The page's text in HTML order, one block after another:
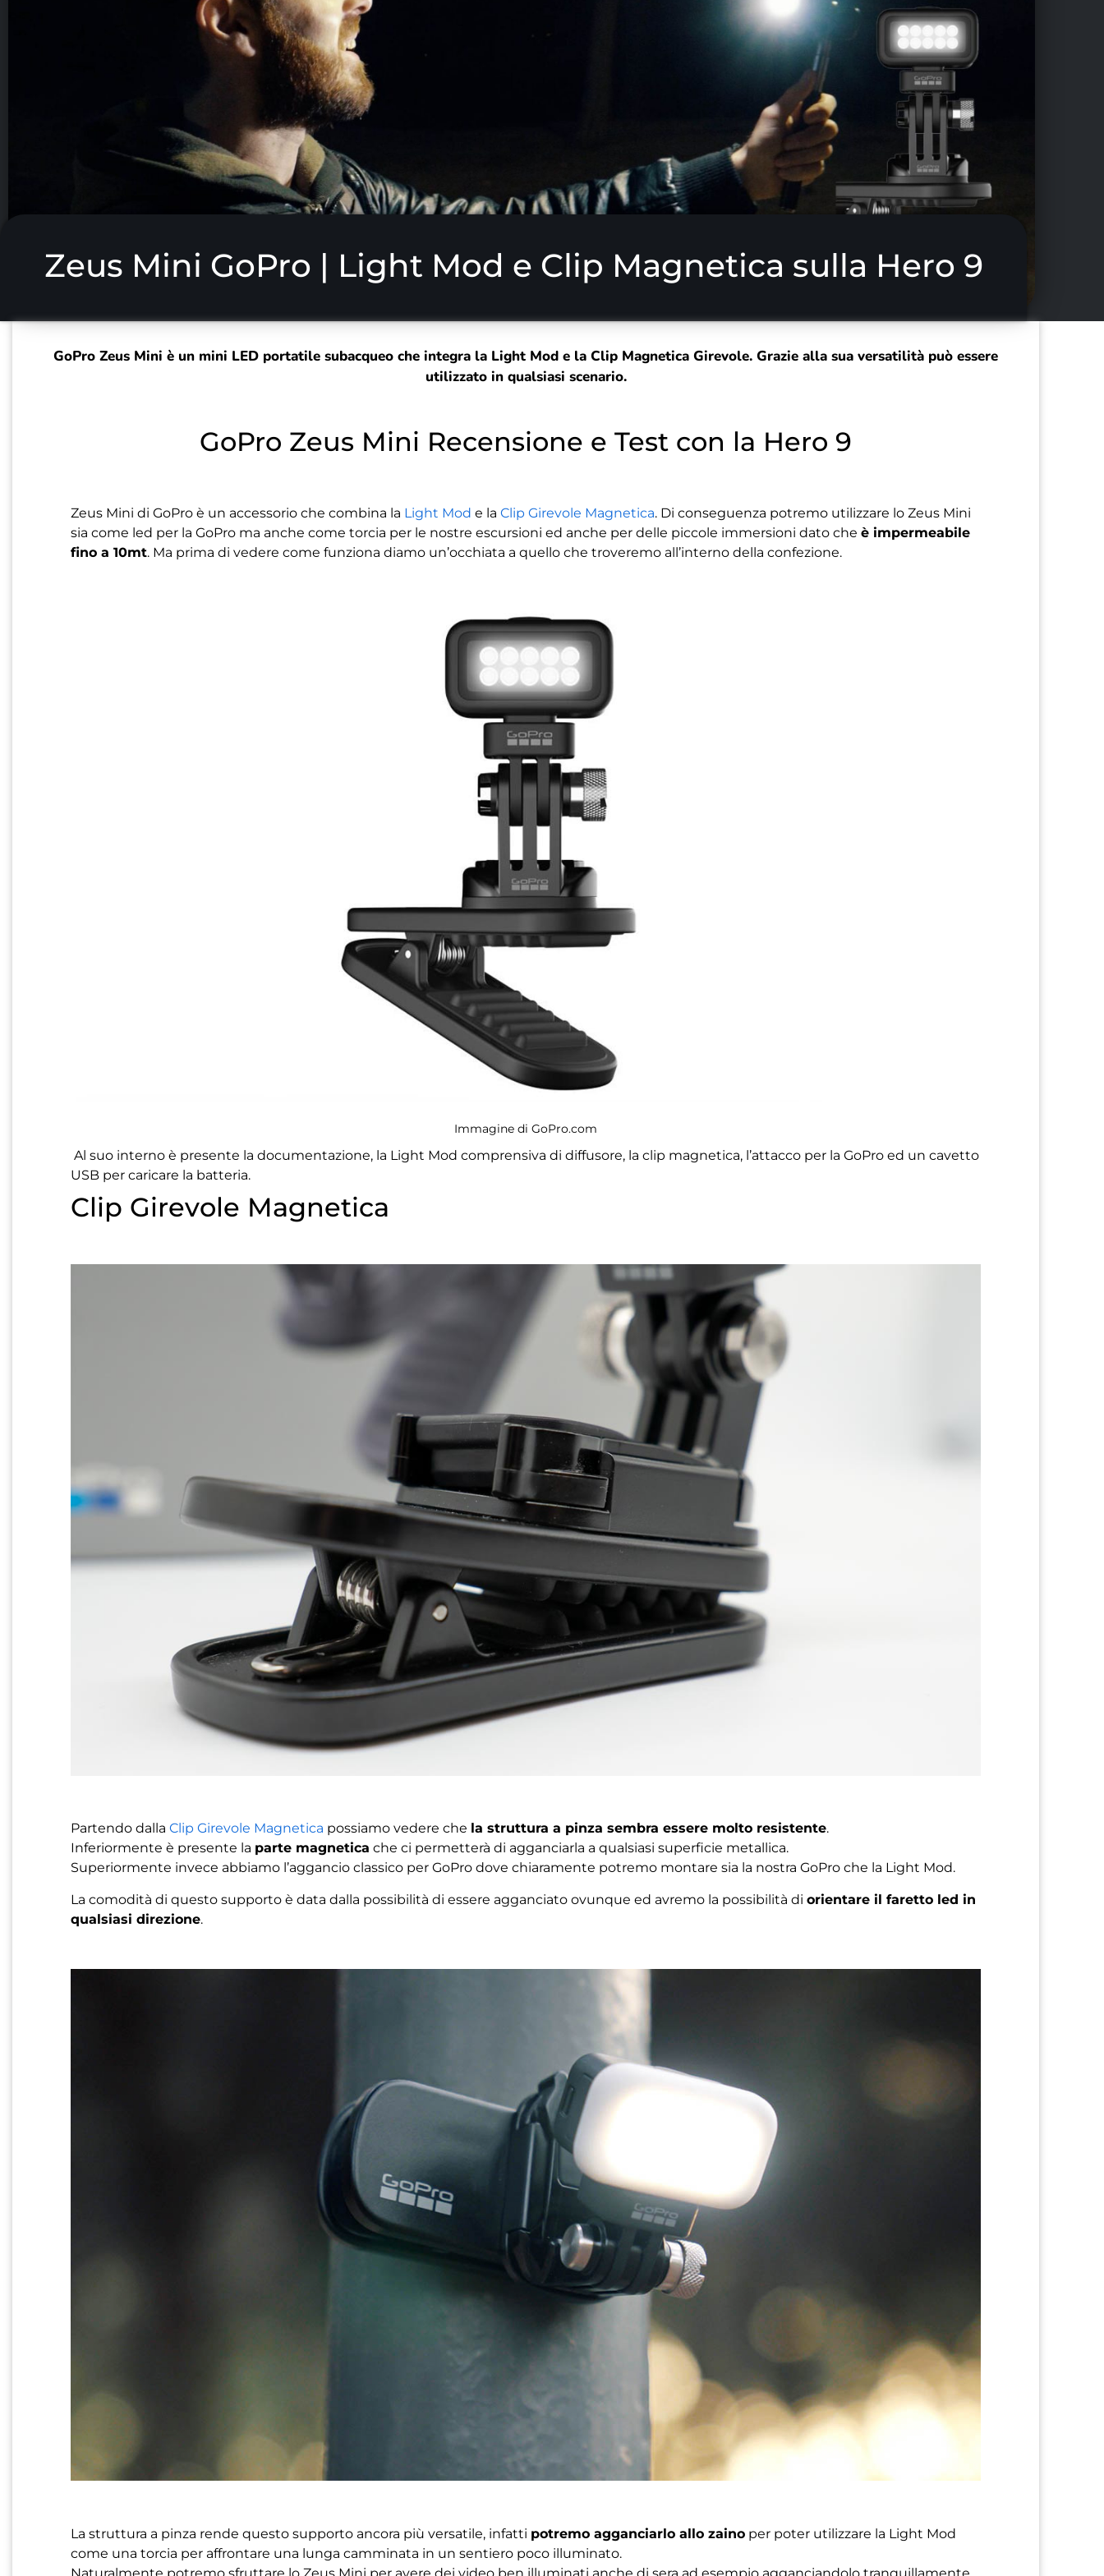
Zeus Mini GoPro | Light Mod e Clip Magnetica sulla Hero 9
GoPro Zeus Mini è un mini LED portatile subacqueo che integra la Light Mod e la Clip Magnetica Girevole. Grazie alla sua versatilità può essere
utilizzato in qualsiasi scenario.
GoPro Zeus Mini Recensione e Test con la Hero 9
Zeus Mini di GoPro è un accessorio che combina la Light Mod e la Clip Girevole Magnetica. Di conseguenza potremo utilizzare lo Zeus Mini
sia come led per la GoPro ma anche come torcia per le nostre escursioni ed anche per delle piccole immersioni dato che è impermeabile
fino a 10mt. Ma prima di vedere come funziona diamo un’occhiata a quello che troveremo all’interno della confezione.
Immagine di GoPro.com
Al suo interno è presente la documentazione, la Light Mod comprensiva di diffusore, la clip magnetica, l’attacco per la GoPro ed un cavetto
USB per caricare la batteria.
Clip Girevole Magnetica
Partendo dalla Clip Girevole Magnetica possiamo vedere che la struttura a pinza sembra essere molto resistente.
Inferiormente è presente la parte magnetica che ci permetterà di agganciarla a qualsiasi superficie metallica.
Superiormente invece abbiamo l’aggancio classico per GoPro dove chiaramente potremo montare sia la nostra GoPro che la Light Mod.
La comodità di questo supporto è data dalla possibilità di essere agganciato ovunque ed avremo la possibilità di orientare il faretto led in
qualsiasi direzione.
La struttura a pinza rende questo supporto ancora più versatile, infatti potremo agganciarlo allo zaino per poter utilizzare la Light Mod
come una torcia per affrontare una lunga camminata in un sentiero poco illuminato.